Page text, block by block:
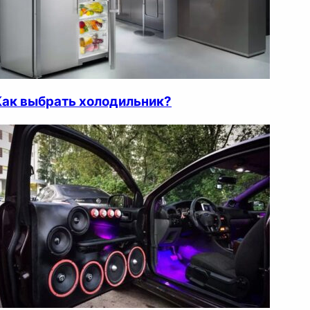
выбрать холодильник?